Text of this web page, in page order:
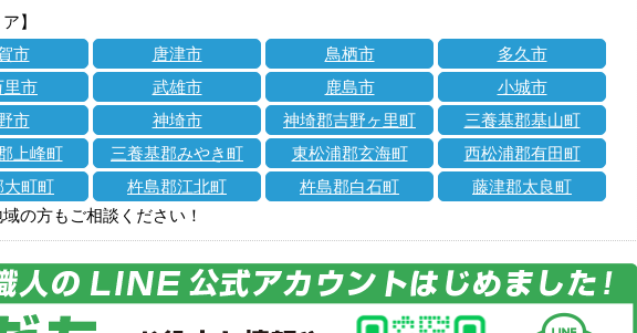
】
市
唐津市 鳥栖市
多久市
里市
武雄市 鹿島市
小城市
市
神埼市 神埼郡吉野ヶ里町
三養基郡基山町
上峰町
三養基郡みやき町 東松浦郡玄海町
西松浦郡有田町
大町町
杵島郡江北町 杵島郡白石町
藤津郡太良町
の方もご相談ください！